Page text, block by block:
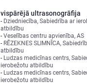
vispārējā ultrasonogrāfija
Dziedniecība, Sabiedrība ar
atbildību
Veselības centru apvienība, AS
RĒZEKNES SLIMNĪCA,
atbildību
Ludzas medicīnas centrs,
ierobežotu atbildību
Ludzas medicīnas centrs,
ierobežotu atbildību